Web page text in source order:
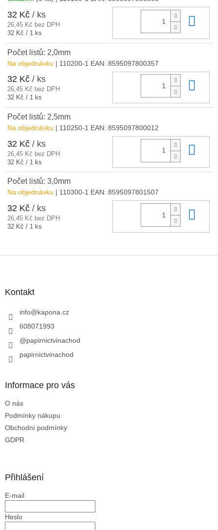
32 Kč / ks
26,45 Kč bez DPH
Měrná
32 Kč / 1 ks
Počet listů: 2,0mm
Na objednávku | 110200-1 EAN: 8595097800357
32 Kč / ks
26,45 Kč bez DPH
Měrná
32 Kč / 1 ks
Počet listů: 2,5mm
Na objednávku | 110250-1 EAN: 8595097800012
32 Kč / ks
26,45 Kč bez DPH
Měrná
32 Kč / 1 ks
Počet listů: 3,0mm
Na objednávku | 110300-1 EAN: 8595097801507
32 Kč / ks
26,45 Kč bez DPH
Měrná
32 Kč / 1 ks
Kontakt
info@kapona.cz
608071993
@papirnictvinachod
papirnictvinachod
Informace pro vás
O nás
Podmínky nákupu
Obchodní podmínky
GDPR
Přihlášení
E-mail
Heslo